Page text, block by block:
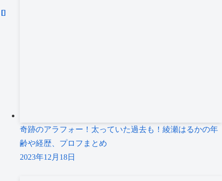
奇跡のアラフォー！太っていた過去も！綾瀬はるかの年
齢や経歴、プロフまとめ
2023年12月18日